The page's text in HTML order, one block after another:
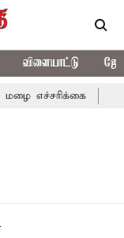
விளையாட்டு
எச்சரிக்கை